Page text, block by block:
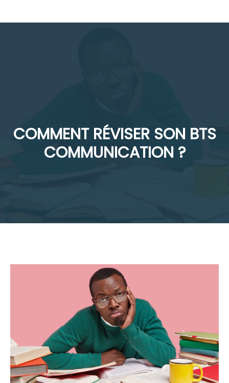
au
COMMENT RÉVISER SON BTS
COMMUNICATION ?